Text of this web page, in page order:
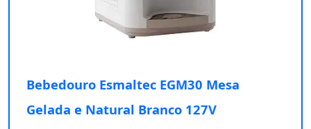
Bebedouro Esmaltec EGM30 Mesa
Gelada e Natural Branco 127V